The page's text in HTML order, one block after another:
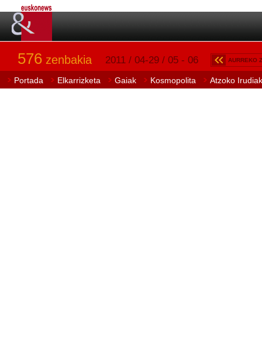
576 zenbakia 2011 / 04-29 / 05 - 06 AURREKO
Portada Elkarrizketa Gaiak Kosmopolita Atzoko Irudiak